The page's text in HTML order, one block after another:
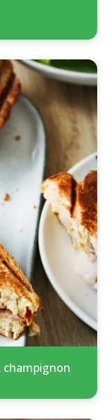
champignon